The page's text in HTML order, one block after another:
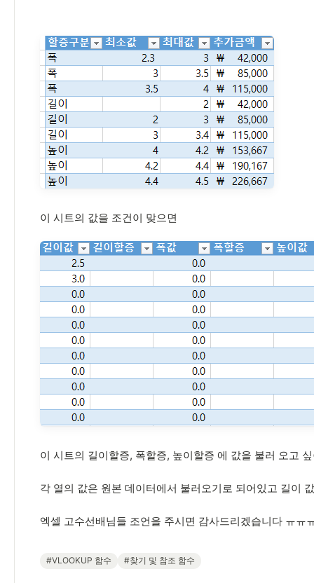
이 시트의 값을 조건이 맞으면
이 시트의 길이할증, 폭할증, 높이할증 에 값을 불러 오고
각 열의 값은 원본 데이터에서 불러오기로 되어있고 길이
엑셀 고수선배님들 조언을 주시면 감사드리겠습니다 ㅠㅠ
#VLOOKUP 함수 #찾기 및 참조 함수